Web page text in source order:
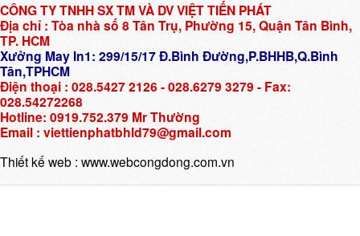
CÔNG TY TNHH SX TM VÀ DV VIỆT TIẾN PHÁT
Địa chỉ : Tòa nhà số 8 Tân Trụ, Phường 15, Quận Tân Bình,
TP. HCM
Xưởng May In1: 299/15/17 Đ.Bình Đường,P.BHHB,Q.Bình
Tân,TPHCM
Điện thoại : 028.5427 2126 - 028.6279 3279 - Fax:
028.54272268
Hotline: 0919.752.379 Mr Thường
Email : viettienphatbhld79@gmail.com
Thiết kế web : www.webcongdong.com.vn